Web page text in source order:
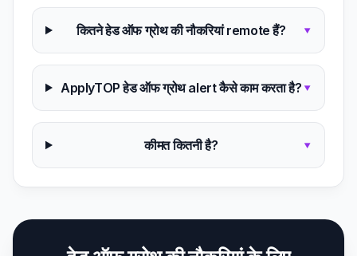
कितने हेड ऑफ ग्रोथ की नौकरियां remote हैं? ▾
ApplyTOP हेड ऑफ ग्रोथ alert कैसे काम करता है? ▾
कीमत कितनी है? ▾